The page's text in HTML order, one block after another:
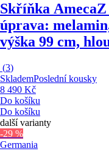
Skříňka Ameca
úprava:
výška 99 cm,
(3)
SklademPoslední kousky
8 490 Kč
Do košíku
Do košíku
další varianty
-29 %
Germania